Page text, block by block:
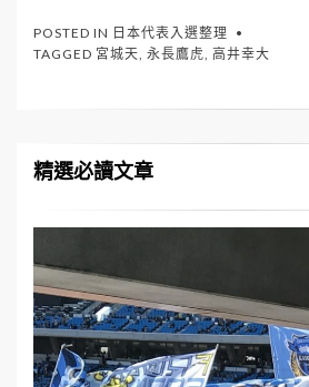
POSTED IN 日本代表入選整理
TAGGED 宮城天 永長鷹虎 高井幸大
精選必讀文章